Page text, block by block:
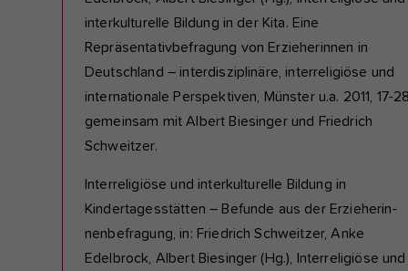
interkulturelle Bildung in der Kita. Eine
Repräsentativbefragung von Erzieherinnen in
Deutschland – interdisziplinäre, interreligiöse und
internationale Perspektiven, Münster u.a. 2011, 17-
gemeinsam mit Albert Biesinger und Friedrich
Schweitzer.
Interreligiöse und interkulturelle Bildung in
Kindertagesstätten – Befunde aus der Erzieherin-
nenbefragung, in: Friedrich Schweitzer, Anke
Edelbrock, Albert Biesinger (Hg.), Interreligiöse und